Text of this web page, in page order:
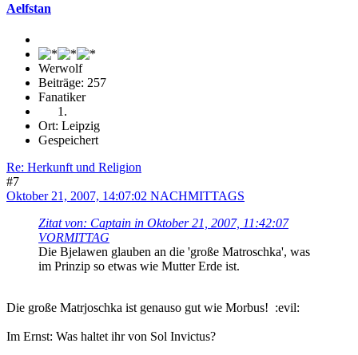
Aelfstan
Werwolf
Beiträge: 257
Fanatiker
Ort: Leipzig
Gespeichert
Re: Herkunft und Religion
#7
Oktober 21, 2007, 14:07:02 NACHMITTAGS
Zitat von: Captain in Oktober 21, 2007, 11:42:07
VORMITTAG
Die Bjelawen glauben an die 'große Matroschka', was
im Prinzip so etwas wie Mutter Erde ist.
Die große Matrjoschka ist genauso gut wie Morbus! :evil:
Im Ernst: Was haltet ihr von Sol Invictus?